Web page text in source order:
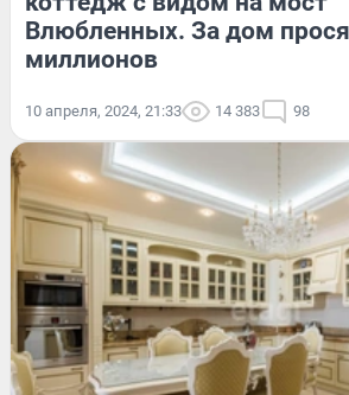
Влюбленных. За дом
миллионов
10 апреля, 2024, 21:33 14 383 98